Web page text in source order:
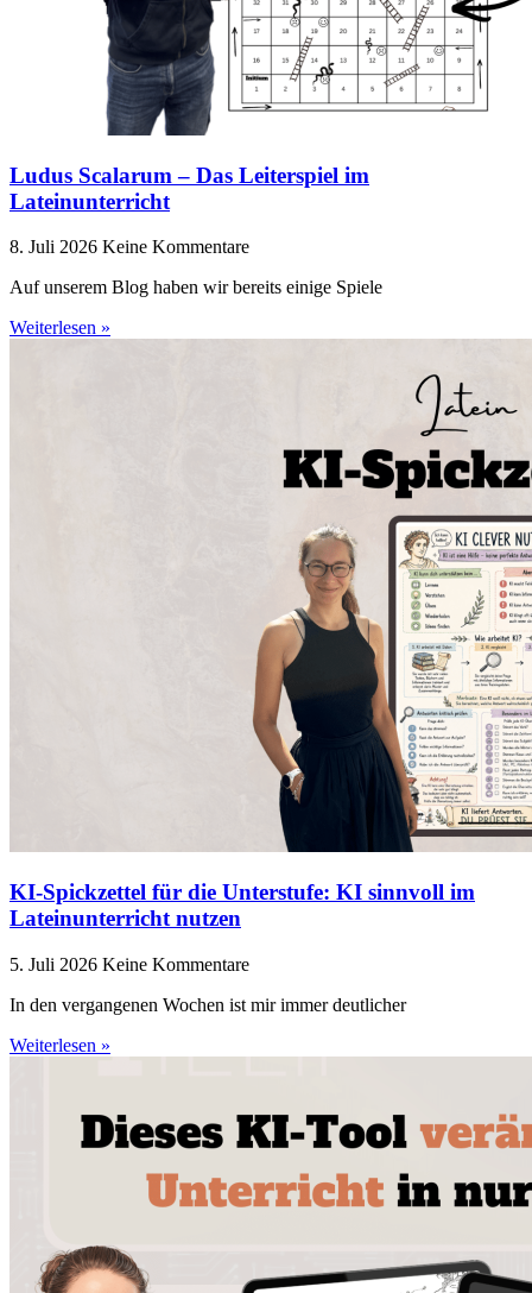
Ludus Scalarum – Das Leiterspiel im
Lateinunterricht
8. Juli 2026 Keine Kommentare
Auf unserem Blog haben wir bereits einige Spiele
Weiterlesen »
KI-Spickzettel für die Unterstufe: KI sinnvoll im
Lateinunterricht nutzen
5. Juli 2026 Keine Kommentare
In den vergangenen Wochen ist mir immer deutlicher
Weiterlesen »